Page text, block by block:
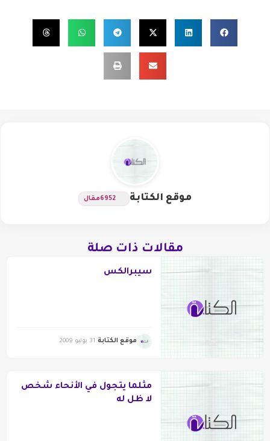
موقع الكتابة 6952مقال
مقالات ذات صلة
سيبرالكس
موقع الكتابة 31 يوليو 2009
مثلما يتجول في الأنحاء شخص
لا ظل له